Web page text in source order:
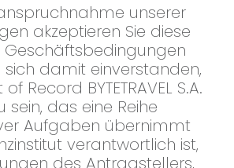
unserer
akzeptieren Sie diese
damit einverstanden,
Record BYTETRAVEL S.A.
sein, das eine Reihe
Aufgaben übernimmt
verantwortlich ist,
des Antragstellers,